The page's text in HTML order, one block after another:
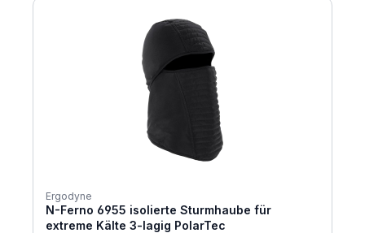
Ergodyne
N-Ferno 6955 isolierte Sturmhaube für
extreme Kälte 3-lagig PolarTec